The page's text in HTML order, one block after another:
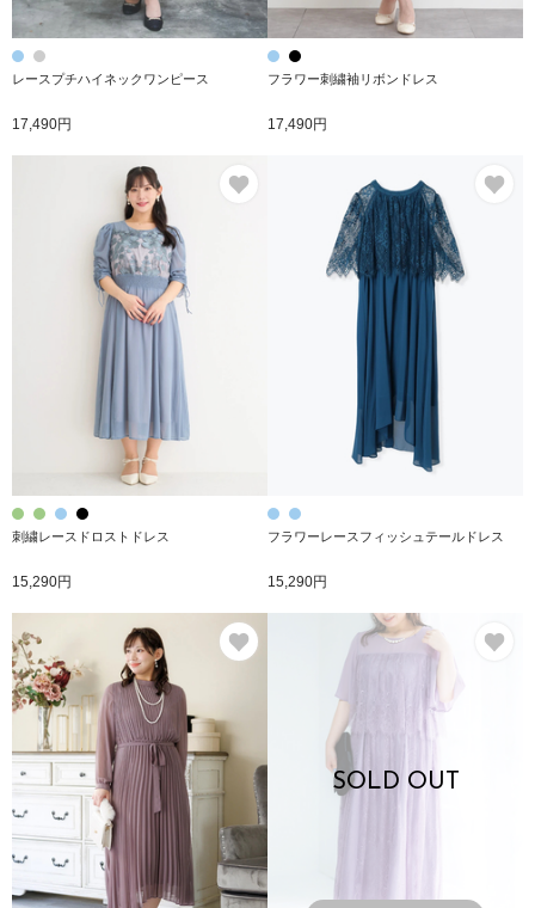
レースプチハイネックワンピース
17,490円
フラワー刺繍袖リボンドレス
17,490円
刺繍レースドロストドレス
15,290円
フラワーレースフィッシュテールドレス
15,290円
SOLD OUT